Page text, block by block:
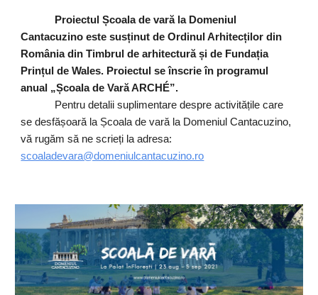
Proiectul Școala de vară la Domeniul
Cantacuzino este susținut de Ordinul Arhitecților din
România din Timbrul de arhitectură și de Fundația
Prințul de Wales. Proiectul se înscrie în programul
anual „Școala de Vară ARCHÉ”.
Pentru detalii suplimentare despre activitățile care
se desfășoară la Școala de vară la Domeniul Cantacuzino,
vă rugăm să ne scrieți la adresa:
scoaladevara@domeniulcantacuzino.ro